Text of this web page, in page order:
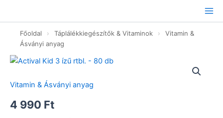
tartalomhoz
Főoldal › Táplálékkiegészítők & Vitaminok ›
Vitamin &
Ásványi anyag
Vitamin & Ásványi anyag
4 990 Ft
Actival
ízű
rtbl.
-